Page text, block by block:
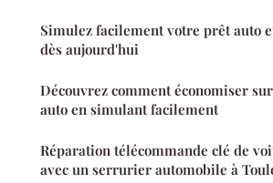
Simulez facilement votre prêt auto
dès aujourd'hui
Découvrez comment économiser
auto en simulant facilement
Réparation télécommande clé de
avec un serrurier automobile à